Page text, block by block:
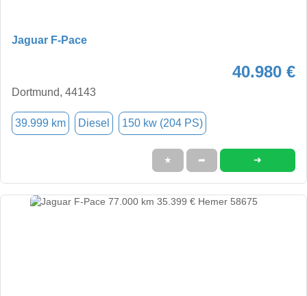
Jaguar F-Pace
40.980 €
Dortmund, 44143
39.999 km Diesel 150 kw (204 PS)
★ ➦ ➜